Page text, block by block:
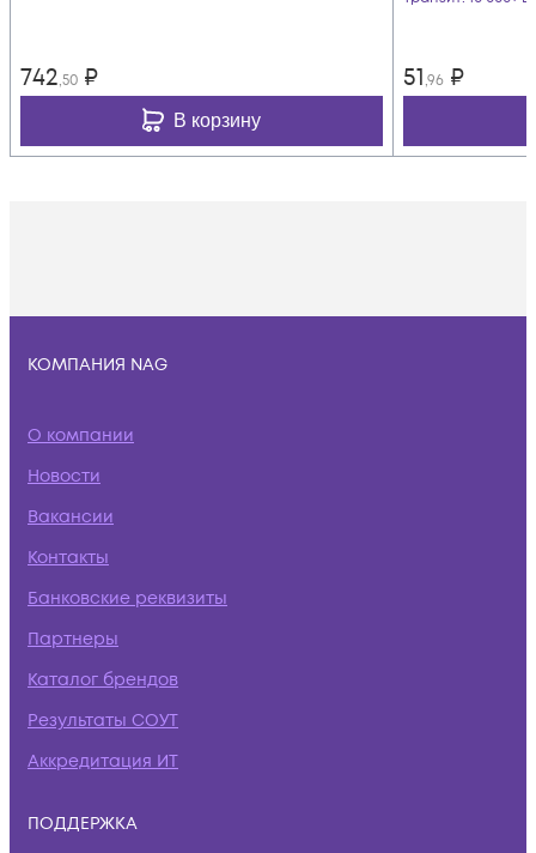
742,50 ₽
В корзину
51,96 ₽
КОМПАНИЯ NAG
О компании
Новости
Вакансии
Контакты
Банковские реквизиты
Партнеры
Каталог брендов
Результаты СОУТ
Аккредитация ИТ
ПОДДЕРЖКА